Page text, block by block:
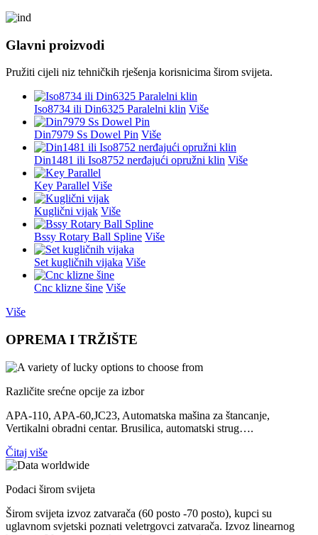
Glavni proizvodi
Pružiti cijeli niz tehničkih rješenja korisnicima širom svijeta.
Iso8734 ili Din6325 Paralelni klin Više
Din7979 Ss Dowel Pin Više
Din1481 ili Iso8752 nerđajući opružni klin Više
Key Parallel Više
Kuglični vijak Više
Bssy Rotary Ball Spline Više
Set kugličnih vijaka Više
Cnc klizne šine Više
Više
OPREMA I TRŽIŠTE
Različite srećne opcije za izbor
APA-110, APA-60,JC23, Automatska mašina za štancanje,
Vertikalni obradni centar. Brusilica, automatski strug….
Čitaj više
Podaci širom svijeta
Širom svijeta izvoz zatvarača (60 posto -70 posto), kupci su
uglavnom svjetski poznati veletrgovci zatvarača. Izvoz linearnog